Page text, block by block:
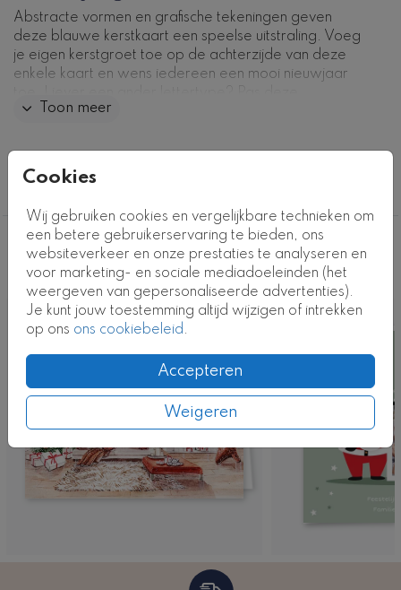
Cookies
Wij gebruiken cookies en vergelijkbare technieken om
een betere gebruikerservaring te bieden, ons
websiteverkeer en onze prestaties te analyseren en
voor marketing- en sociale mediadoeleinden (het
weergeven van gepersonaliseerde advertenties).
Je kunt jouw toestemming altijd wijzigen of intrekken
op ons ons cookiebeleid.
Accepteren
Weigeren
Abstracte vormen en grafische tekeningen geven
deze blauwe kerstkaart een speelse uitstraling. Voeg
je eigen kerstgroet toe op de achterzijde van deze
enkele kaart en wens iedereen een mooi nieuwjaar
gemakkelijk aan in onze ontwerptool.
Kaartcode: K-0595-2
Toon meer
Collectie
Deze ontwerpen vind je misschien ook
leuk